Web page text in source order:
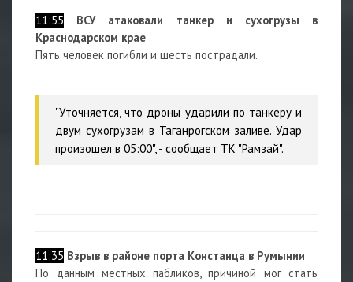
11:55
ВСУ атаковали танкер и сухогрузы в
Краснодарском крае
Пять человек погибли и шесть пострадали.
"Уточняется, что дроны ударили по танкеру и
двум сухогрузам в Таганрогском заливе. Удар
произошел в 05:00", - сообщает ТК "Рамзай".
11:35 Взрыв в районе порта Констанца в Румынии
По данным местных пабликов, причиной мог стать